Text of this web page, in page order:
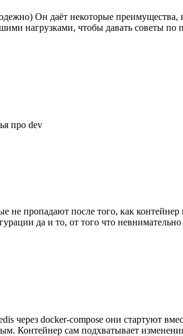
Он даёт некоторые
нагрузками, чтобы давать советы
про dev
не пропадают после того, как контейнер
да и то, от того что
через docker-compose они стартуют
Контейнер сам подхватывает